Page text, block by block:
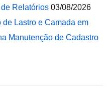
Relatórios 03/08/2026
de Lastro e Camada em
Manutenção de Cadastro